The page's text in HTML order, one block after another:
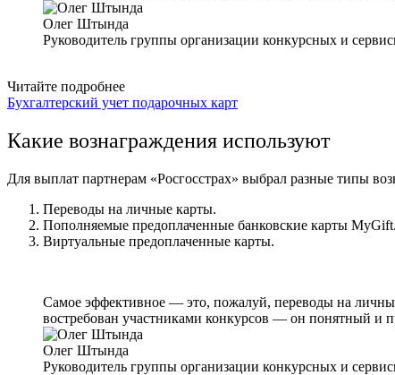
Олег Штында
Руководитель группы организации конкурсных и
Читайте подробнее
Бухгалтерский учет подарочных карт
Какие вознаграждения используют
Для выплат партнерам «Росгосстрах» выбрал разные типы
Переводы на личные карты.
Пополняемые предоплаченные банковские карты MyGift.
Виртуальные предоплаченные карты.
Самое эффективное — это, пожалуй, переводы на
востребован участниками конкурсов — он понятный и
Олег Штында
Руководитель группы организации конкурсных и